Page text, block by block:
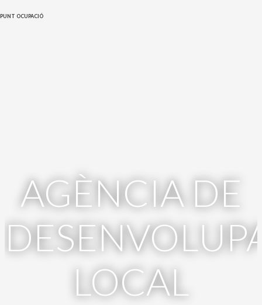
PUNT OCUPACIÓ
AGÈNCIA DE
LOCAL